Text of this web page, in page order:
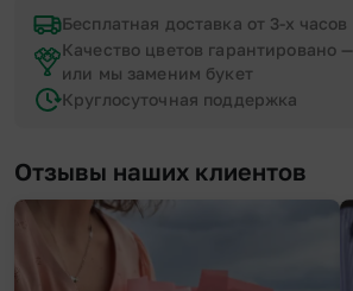
Бесплатная доставка от 3-х часов
Качество цветов гарантировано —
или мы заменим букет
Круглосуточная поддержка
Отзывы наших клиентов